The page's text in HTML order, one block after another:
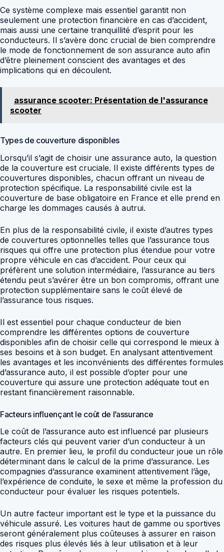
Ce système complexe mais essentiel garantit non
seulement une protection financière en cas d’accident,
mais aussi une certaine tranquillité d’esprit pour les
conducteurs. Il s’avère donc crucial de bien comprendre
le mode de fonctionnement de son assurance auto afin
d’être pleinement conscient des avantages et des
implications qui en découlent.
assurance scooter: Présentation de l'assurance
scooter
Types de couverture disponibles
Lorsqu’il s’agit de choisir une assurance auto, la question
de la couverture est cruciale. Il existe différents types de
couvertures disponibles, chacun offrant un niveau de
protection spécifique. La responsabilité civile est la
couverture de base obligatoire en France et elle prend en
charge les dommages causés à autrui.
En plus de la responsabilité civile, il existe d’autres types
de couvertures optionnelles telles que l’assurance tous
risques qui offre une protection plus étendue pour votre
propre véhicule en cas d’accident. Pour ceux qui
préfèrent une solution intermédiaire, l’assurance au tiers
étendu peut s’avérer être un bon compromis, offrant une
protection supplémentaire sans le coût élevé de
l’assurance tous risques.
Il est essentiel pour chaque conducteur de bien
comprendre les différentes options de couverture
disponibles afin de choisir celle qui correspond le mieux à
ses besoins et à son budget. En analysant attentivement
les avantages et les inconvénients des différentes formules
d’assurance auto, il est possible d’opter pour une
couverture qui assure une protection adéquate tout en
restant financièrement raisonnable.
Facteurs influençant le coût de l’assurance
Le coût de l’assurance auto est influencé par plusieurs
facteurs clés qui peuvent varier d’un conducteur à un
autre. En premier lieu, le profil du conducteur joue un rôle
déterminant dans le calcul de la prime d’assurance. Les
compagnies d’assurance examinent attentivement l’âge,
l’expérience de conduite, le sexe et même la profession du
conducteur pour évaluer les risques potentiels.
Un autre facteur important est le type et la puissance du
véhicule assuré. Les voitures haut de gamme ou sportives
seront généralement plus coûteuses à assurer en raison
des risques plus élevés liés à leur utilisation et à leur